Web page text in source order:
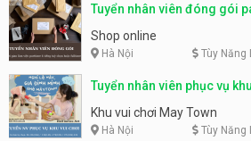
Tuyển nhân viên đóng gói
Shop online
Hà Nội Tùy Năng
Tuyển nhân viên phục vụ
động
Khu vui chơi May Town
Hà Nội Tùy Năng